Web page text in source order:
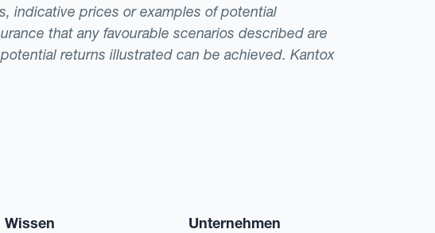
indicative prices or examples of potential
that any favourable scenarios described are
returns illustrated can be achieved. Kantox
Wissen Unternehmen